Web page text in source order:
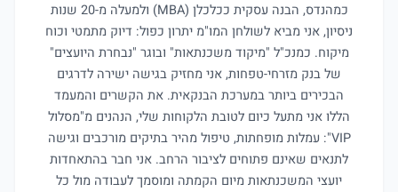
כמהנדס, הבנה עסקית ככלכלן (MBA) ולמעלה מ-20 שנות
ניסיון, אני מביא לשולחן המו"מ יתרון כפול: דיוק מתמטי וכוח
מיקוח. כמנכ"ל "מיקוד משכנתאות" ובוגר "נבחרת היועצים"
של בנק מזרחי-טפחות, אני מחזיק בגישה ישירה לדרגים
הבכירים ביותר במערכת הבנקאית. את הקשרים והמעמד
הללו אני מתעל כיום לטובת הלקוחות שלי, הנהנים מ"מסלול
VIP": עמלות מופחתות, טיפול מהיר בתיקים מורכבים וגישה
לתנאים שאינם פתוחים לציבור הרחב. אני חבר בהתאחדות
יועצי המשכנתאות מיום הקמתה ומוסמך לעבודה מול כל